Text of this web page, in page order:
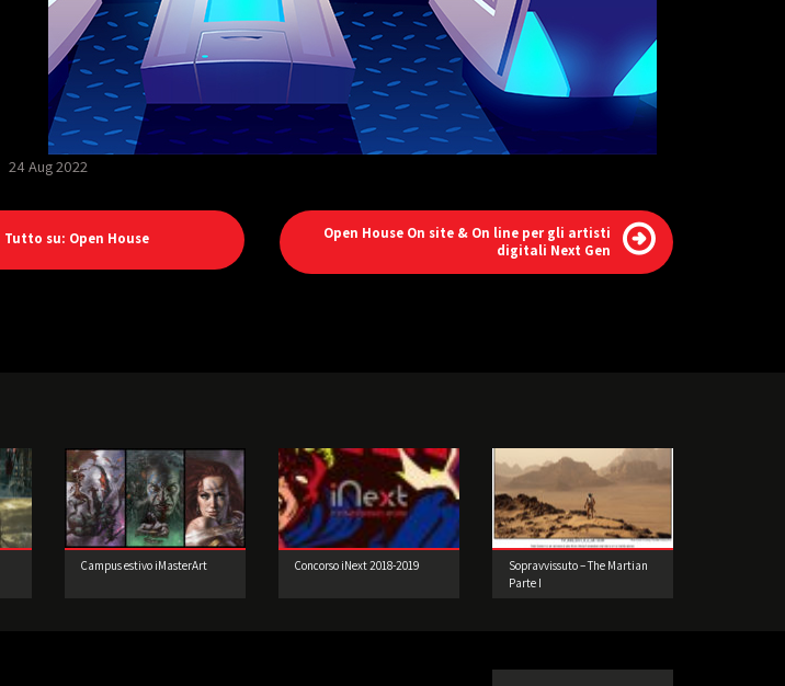
24 Aug 2022
Tutto su: Open House
Open House On site & On line per gli artisti
digitali Next Gen
Campus estivo iMasterArt Concorso iNext 2018-2019
Sopravvissuto – The Martian
Parte I